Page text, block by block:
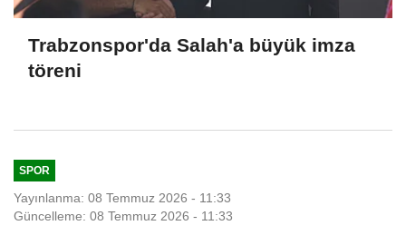
Trabzonspor'da Salah'a büyük imza
töreni
SPOR
Yayınlanma: 08 Temmuz 2026 - 11:33
Güncelleme: 08 Temmuz 2026 - 11:33